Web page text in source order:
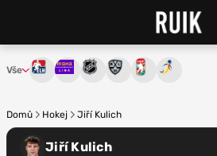
Vše Tipsport extraliga
Maxa ligaNHL KHL Mistrovství světa
Domů Hokej Jiří Kulich
Jiří Kulich